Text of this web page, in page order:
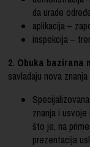
da urade
aplikacija –
inspekcija –
2. Obuka bazirana
savladaju nova
znanja i
što je, na
prezentacija